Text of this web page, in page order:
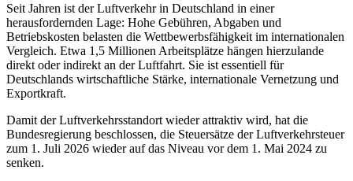
Seit Jahren ist der Luftverkehr in Deutschland in einer
herausfordernden Lage: Hohe Gebühren, Abgaben und
Betriebskosten belasten die Wettbewerbsfähigkeit im internationalen
Vergleich. Etwa 1,5 Millionen Arbeitsplätze hängen hierzulande
direkt oder indirekt an der Luftfahrt. Sie ist essentiell für
Deutschlands wirtschaftliche Stärke, internationale Vernetzung und
Exportkraft.
Damit der Luftverkehrsstandort wieder attraktiv wird, hat die
Bundesregierung beschlossen, die Steuersätze der Luftverkehrsteuer
zum 1. Juli 2026 wieder auf das Niveau vor dem 1. Mai 2024 zu
senken.